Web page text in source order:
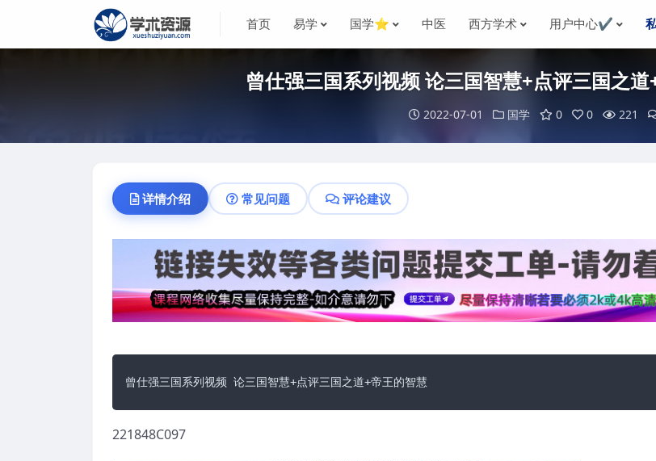
首页 易学 国学⭐ 中医 西方学术 用户中心✔️
曾仕强三国系列视频 论三国智慧+点评三国之
2022-07-01 国学 0 0 221
详情介绍 常见问题 评论建议
曾仕强三国系列视频 论三国智慧+点评三国之道+帝王的智慧
221848C097